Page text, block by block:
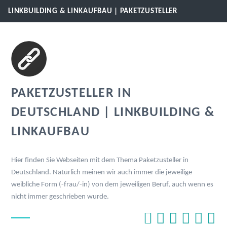
LINKBUILDING & LINKAUFBAU | PAKETZUSTELLER
PAKETZUSTELLER IN
DEUTSCHLAND | LINKBUILDING &
LINKAUFBAU
Hier finden Sie Webseiten mit dem Thema Paketzusteller in
Deutschland. Natürlich meinen wir auch immer die jeweilige
weibliche Form (-frau/-in) von dem jeweiligen Beruf, auch wenn es
nicht immer geschrieben wurde.